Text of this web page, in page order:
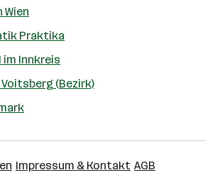
Wien
Praktika
im Innkreis
(Bezirk)
Impressum & Kontakt AGB